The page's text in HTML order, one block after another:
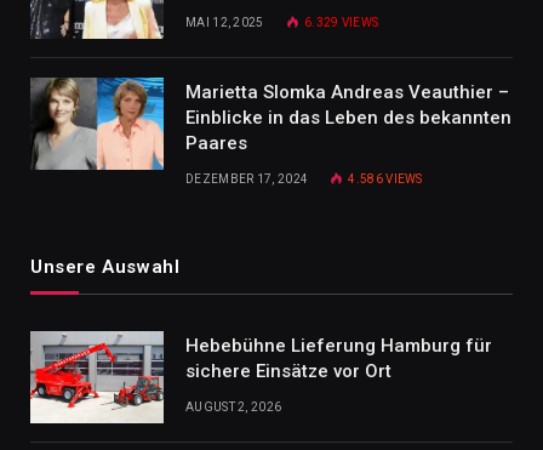
MAI 12, 2025 6.329 VIEWS
Marietta Slomka Andreas Veauthier –
Einblicke in das Leben des bekannten
Paares
DEZEMBER 17, 2024 4.586VIEWS
Unsere Auswahl
Hebebühne Lieferung Hamburg für
sichere Einsätze vor Ort
AUGUST 2, 2026